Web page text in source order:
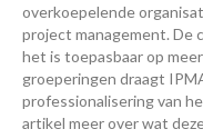
overkoepelende
project management. De
het is toepasbaar op
groeperingen draagt
professionalisering van
artikel meer over wat